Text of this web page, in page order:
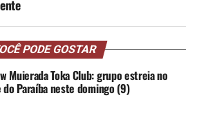
PODE GOSTAR
Muierada Toka Club: grupo estreia no
do Paraíba neste domingo (9)